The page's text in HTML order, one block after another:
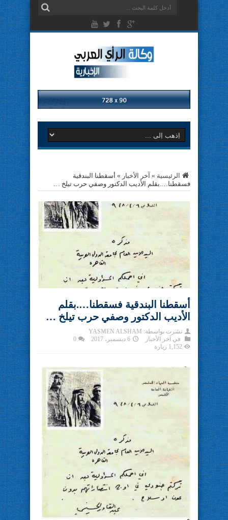
الرئيسية » آخر الأخبار » أسقطنا البندقية
فسقطنا….بقلم الأديب الدكتور وصفي حرب تيلخ …
أسقطنا البندقية فسقطنا….بقلم
الأديب الدكتور وصفي حرب تيلخ …
نشرت بواسطة: YASMEN ALSHAM
في آخر الأخبار 6 ديسمبر، 2017
0
1,152 زيارة